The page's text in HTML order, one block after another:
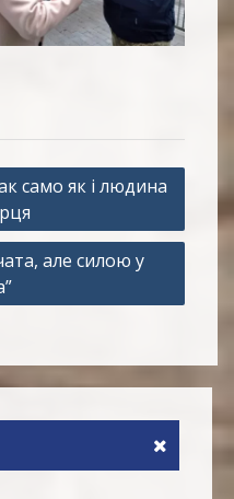
само як і людина
але силою у